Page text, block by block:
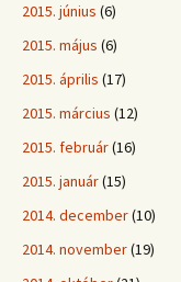
2015. június (6)
2015. május (6)
2015. április (17)
2015. március (12)
2015. február(16)
2015. január(15)
2014. december(10)
2014. november(19)